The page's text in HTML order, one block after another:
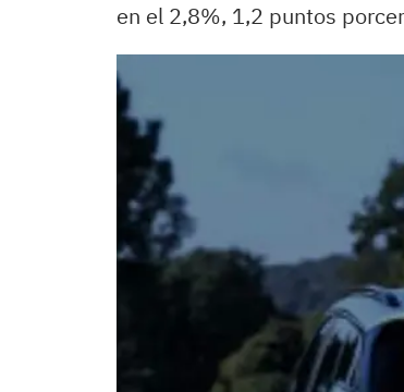
en el 2,8%, 1,2 puntos